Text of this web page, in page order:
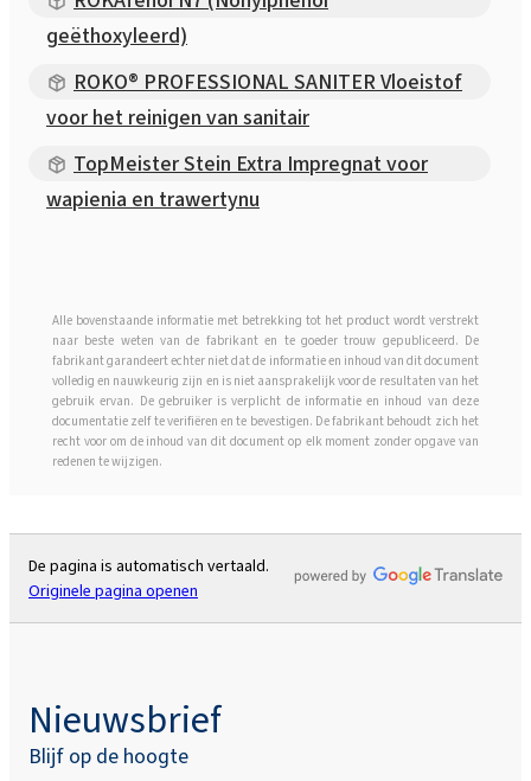
geëthoxyleerd)
ROKO® PROFESSIONAL SANITER Vloeistof
voor het reinigen van sanitair
TopMeister Stein Extra Impregnat voor
wapienia en trawertynu
Alle bovenstaande informatie met betrekking tot het product wordt verstrekt
naar beste weten van de fabrikant en te goeder trouw gepubliceerd. De
fabrikant garandeert echter niet dat de informatie en inhoud van dit document
volledig en nauwkeurig zijn en is niet aansprakelijk voor de resultaten van het
gebruik ervan. De gebruiker is verplicht de informatie en inhoud van deze
documentatie zelf te verifiëren en te bevestigen. De fabrikant behoudt zich het
recht voor om de inhoud van dit document op elk moment zonder opgave van
redenen te wijzigen.
De pagina is automatisch vertaald.
Originele pagina openen
Nieuwsbrief
Blijf op de hoogte